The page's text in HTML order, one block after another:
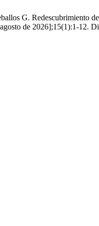
G. Redescubrimiento
de 2026];15(1):1-12.